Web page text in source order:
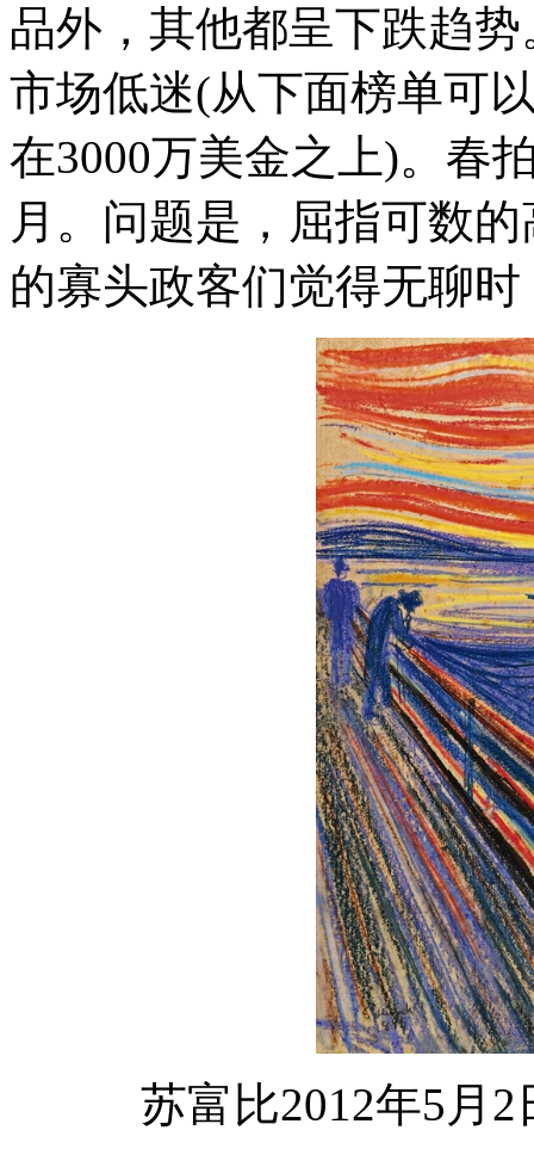
品外，其他都呈下跌趋
市场低迷(从下面榜单可
在3000万美金之上)。春
月。问题是，屈指可数
的寡头政客们觉得无聊
苏富比2012年5月